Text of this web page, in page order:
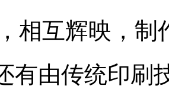
相互辉映，制
有由传统印刷